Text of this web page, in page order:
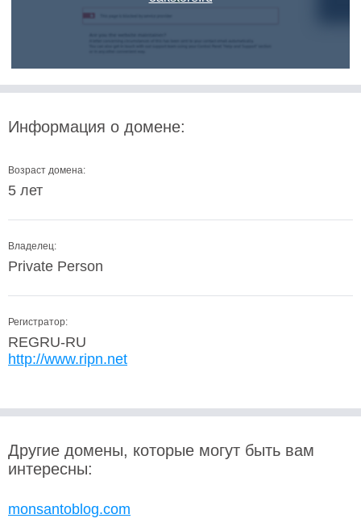
Информация о домене:
Возраст домена:
5 лет
Владелец:
Private Person
Регистратор:
REGRU-RU
http://www.ripn.net
Другие домены, которые могут быть вам
интересны:
monsantoblog.com